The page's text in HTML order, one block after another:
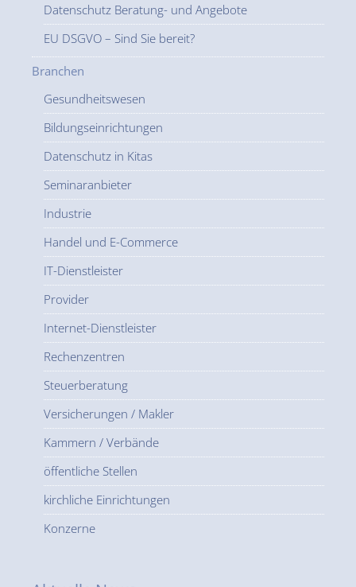
Datenschutz Beratung- und Angebote
EU DSGVO – Sind Sie bereit?
Branchen
Gesundheitswesen
Bildungseinrichtungen
Datenschutz in Kitas
Seminaranbieter
Industrie
Handel und E-Commerce
IT-Dienstleister
Provider
Internet-Dienstleister
Rechenzentren
Steuerberatung
Versicherungen / Makler
Kammern / Verbände
öffentliche Stellen
kirchliche Einrichtungen
Konzerne